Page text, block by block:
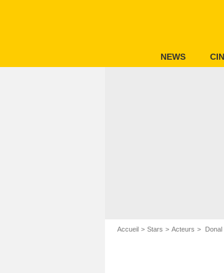
NEWS
Accueil Stars Acteurs